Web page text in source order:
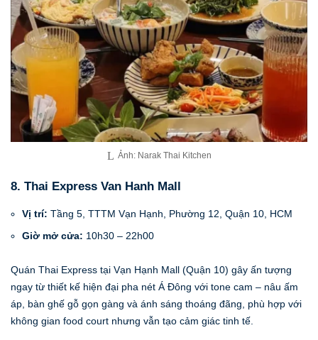
Ảnh: Narak Thai Kitchen
8. Thai Express Van Hanh Mall
Vị trí: Tầng 5, TTTM Vạn Hạnh, Phường 12, Quận 10, HCM
Giờ mở cửa: 10h30 – 22h00
Quán Thai Express tại Vạn Hạnh Mall (Quận 10) gây ấn tượng
ngay từ thiết kế hiện đại pha nét Á Đông với tone cam – nâu ấm
áp, bàn ghế gỗ gọn gàng và ánh sáng thoáng đãng, phù hợp với
không gian food court nhưng vẫn tạo cảm giác tinh tế.